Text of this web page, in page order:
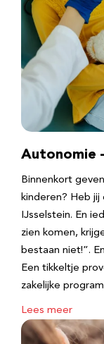
Autonomie
Binnenkort
kinderen? Heb jij
IJsselstein. En
zien komen,
bestaan niet!”.
Een tikkeltje
zakelijke
Lees meer